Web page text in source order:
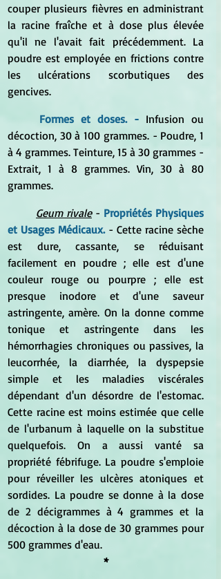
couper plusieurs fièvres en administrant
la racine fraîche et à dose plus élevée
qu'il ne l'avait fait précédemment. La
poudre est employée en frictions contre
les ulcérations scorbutiques des
gencives.
Formes et doses. - Infusion ou
décoction, 30 à 100 grammes. - Poudre, 1
à 4 grammes. Teinture, 15 à 30 grammes -
Extrait, 1 à 8 grammes. Vin, 30 à 80
grammes.
Geum rivale - Propriétés Physiques
et Usages Médicaux. - Cette racine sèche
est dure, cassante, se réduisant
facilement en poudre ; elle est d'une
couleur rouge ou pourpre ; elle est
presque inodore et d'une saveur
astringente, amère. On la donne comme
tonique et astringente dans les
hémorrhagies chroniques ou passives, la
leucorrhée, la diarrhée, la dyspepsie
simple et les maladies viscérales
dépendant d'un désordre de l'estomac.
Cette racine est moins estimée que celle
de l'urbanum à laquelle on la substitue
quelquefois. On a aussi vanté sa
propriété fébrifuge. La poudre s'emploie
pour réveiller les ulcères atoniques et
sordides. La poudre se donne à la dose
de 2 décigrammes à 4 grammes et la
décoction à la dose de 30 grammes pour
500 grammes d'eau.
*